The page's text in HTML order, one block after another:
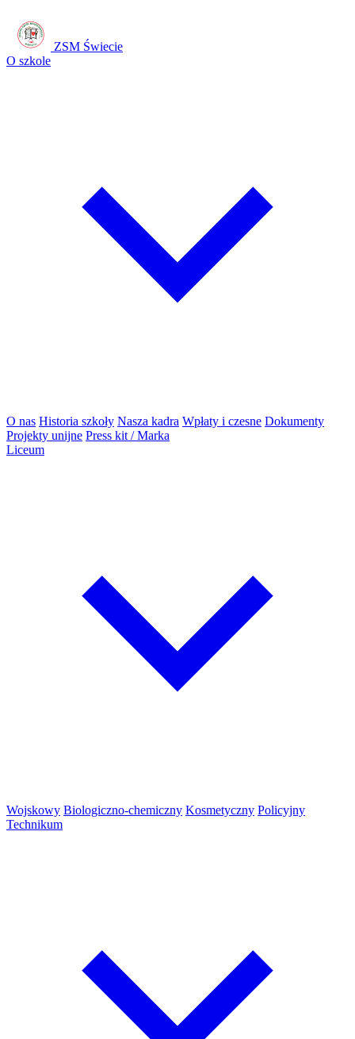
ZSM Świecie
O szkole
O nas Historia szkoły Nasza kadra Wpłaty i czesne Dokumenty
Projekty unijne Press kit / Marka
Liceum
Wojskowy Biologiczno-chemiczny Kosmetyczny Policyjny
Technikum